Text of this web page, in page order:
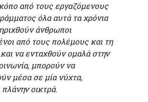
από τους εργαζόμενους
όλα αυτά τα χρόνια
άνθρωποι
από τους πολέμους και τη
να ενταχθούν ομαλά στην
μπορούν να
μέσα σε μία νύχτα,
πλάνην οικτρά.